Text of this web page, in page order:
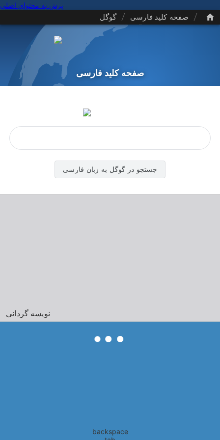
پرش به محتوای اصلی
/ صفحه کلید فارسی / گوگل
صفحه کلید فارسی
جستجو در گوگل به زبان فارسی
backspace
نویسه گردانی